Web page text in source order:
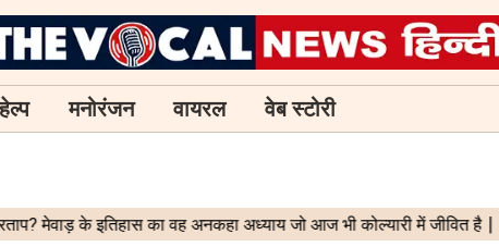
मनोरंजन वायरल वेब स्टोरी